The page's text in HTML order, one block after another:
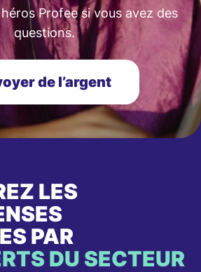
Profee si vous avez des
questions.
de l’argent
LES
PAR
DU SECTEUR